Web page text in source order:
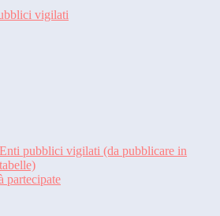
vigilati
Enti pubblici vigilati (da pubblicare in
tabelle)
partecipate